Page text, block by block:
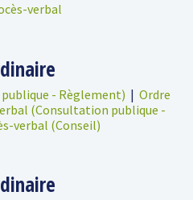
verbal
- Règlement) | Ordre
(Consultation publique -
verbal (Conseil)